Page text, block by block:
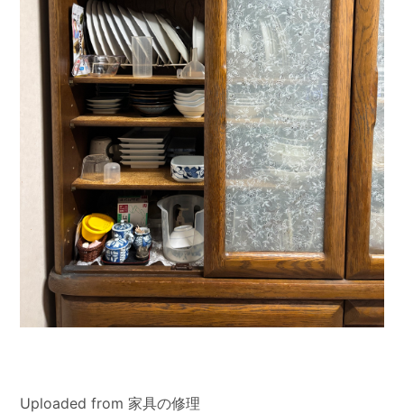
Uploaded from 家具の修理